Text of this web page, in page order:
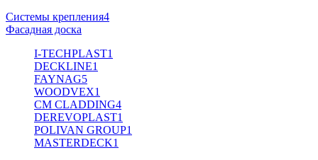
Системы крепления4
Фасадная доска
I-TECHPLAST1
DECKLINE1
FAYNAG5
WOODVEX1
CM CLADDING4
DEREVOPLAST1
POLIVAN GROUP1
MASTERDECK1